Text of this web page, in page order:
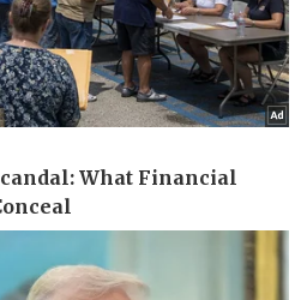
Quân sự - Quốc phòng
Vũ khí
Việt Nam